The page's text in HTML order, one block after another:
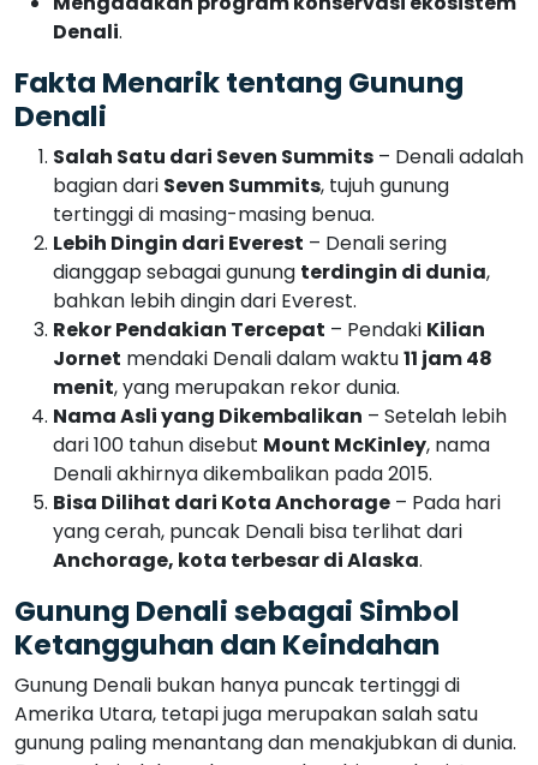
Lebih Dingin dari Everest
bahkan lebih dingin dari Everest.
Rekor Pendakian Tercepat – Pendaki
Kilian
Jornet
menit , yang merupakan rekor dunia.
Nama Asli yang Dikembalikan– Setelah lebih
dari 100 tahun disebutMount McKinley
Denali akhirnya dikembalikan pada 2015.
Bisa Dilihat dari Kota Anchorage– Pada hari
yang cerah, puncak Denali bisa terlihat dari
Anchorage, kota terbesar di Alaska.
Gunung Denali sebagai Simbol
Ketangguhan dan Keindahan
Gunung Denali bukan hanya puncak tertinggi di
Amerika Utara, tetapi juga merupakan salah satu
gunung paling menantang dan menakjubkan di dunia.
Dengan keindahan alam yang luar biasa, ekosistem
unik, serta tantangan pendakian yang ekstrem,
Denali tetap menjadi impian bagi para pendaki
gunung. Oleh karena itu, menjaga kelestariannya
sangat penting agar generasi mendatang masih
dapat menikmati keajaiban alam ini
Baca Juga Artikel Berikut:Basbousa Legit Gurih:
Kelezatan Khas Timur Tengah Selera